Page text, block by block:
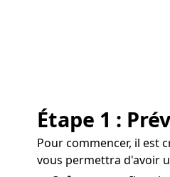
Étape 1 :
Pour commencer, il est
vous permettra d'avoir